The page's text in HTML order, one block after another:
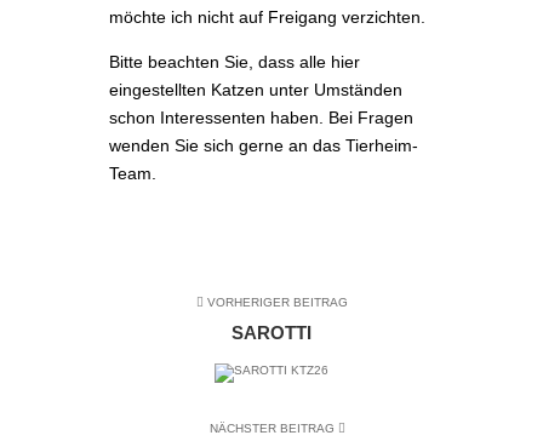
möchte ich nicht auf Freigang verzichten.
Bitte beachten Sie, dass alle hier
eingestellten Katzen unter Umständen
schon Interessenten haben. Bei Fragen
wenden Sie sich gerne an das Tierheim-
Team.
VORHERIGER BEITRAG
SAROTTI
NÄCHSTER BEITRAG